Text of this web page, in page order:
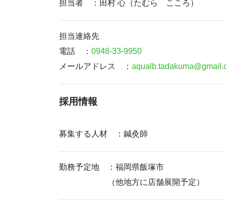
担当者 ：田村 心（たむら こころ）
担当連絡先
電話 ： 0948-33-9950
メールアドレス ：
採用情報
募集する人材 ：鍼灸師
勤務予定地 ：福岡県飯塚市
（他地方に店舗展開予定）